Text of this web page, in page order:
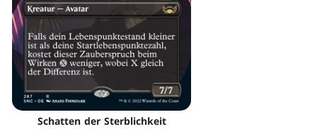
Schatten der Sterblichkeit